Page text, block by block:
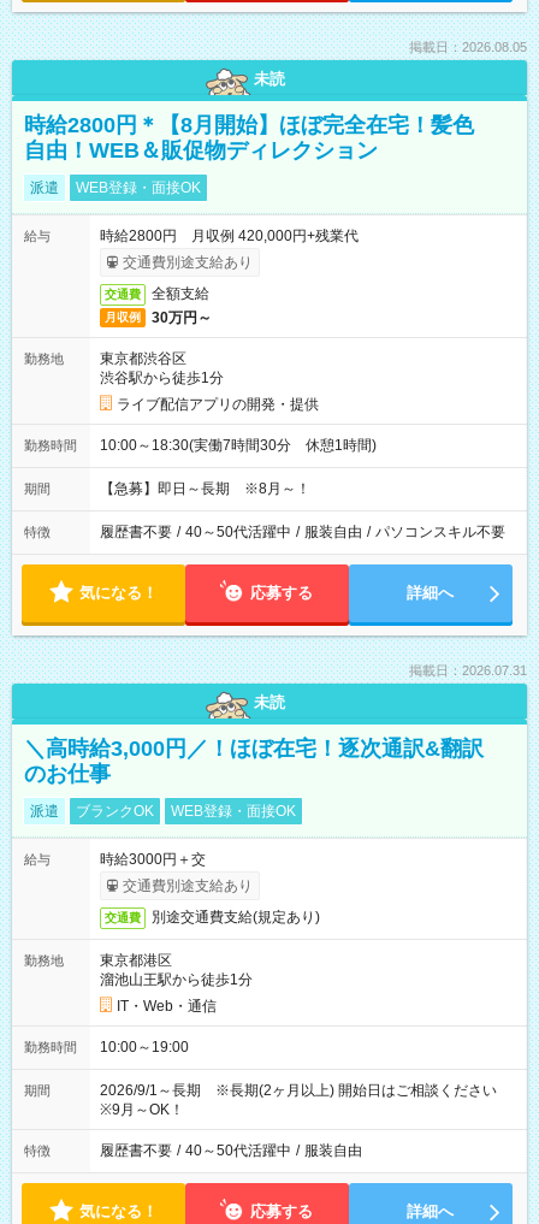
掲載日：2026.08.05
未読
時給2800円＊【8月開始】ほぼ完全在宅！髪色
自由！WEB＆販促物ディレクション
派遣 WEB登録・面接OK
給与
時給2800円 月収例 420,000円+残業代
交通費別途支給あり
交通費 全額支給
月収例 30万円～
勤務地
東京都渋谷区
渋谷駅から徒歩1分
ライブ配信アプリの開発・提供
勤務時間 10:00～18:30(実働7時間30分 休憩1時間)
期間 【急募】即日～長期 ※8月～！
特徴 履歴書不要 / 40～50代活躍中 / 服装自由 / パソコンスキル不要
気になる！ 応募する 詳細へ
掲載日：2026.07.31
未読
＼高時給3,000円／！ほぼ在宅！逐次通訳&翻訳
のお仕事
派遣 ブランクOK WEB登録・面接OK
給与
時給3000円＋交
交通費別途支給あり
交通費 別途交通費支給(規定あり)
勤務地
東京都港区
溜池山王駅から徒歩1分
IT・Web・通信
勤務時間 10:00～19:00
期間
2026/9/1～長期 ※長期(2ヶ月以上) 開始日はご相談ください
※9月～OK！
特徴 履歴書不要 / 40～50代活躍中 / 服装自由
気になる！ 応募する 詳細へ